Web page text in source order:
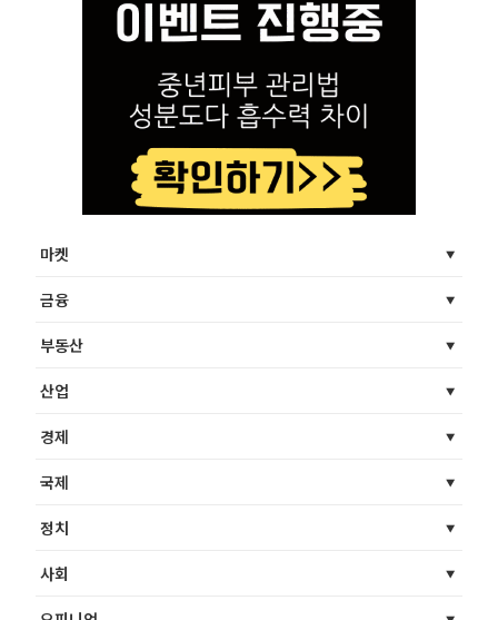
마켓
금융
부동산
산업
경제
국제
정치
사회